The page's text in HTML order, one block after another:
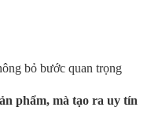
bỏ bước quan trọng
phẩm, mà tạo ra uy tín